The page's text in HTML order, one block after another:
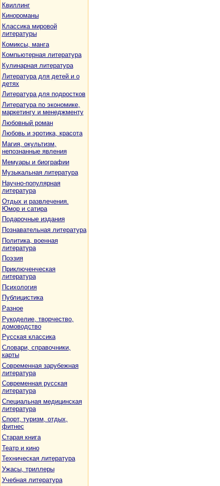
Квиллинг
Кинороманы
Классика мировой
литературы
Комиксы, манга
Компьютерная литература
Кулинарная литература
Литература для детей и о
детях
Литература для подростков
Литература по экономике,
маркетингу и менеджменту
Любовный роман
Любовь и эротика, красота
Магия, окультизм,
непознанные явления
Мемуары и биографии
Музыкальная литература
Научно-популярная
литература
Отдых и развлечения.
Юмор и сатира
Подарочные издания
Познавательная литература
Политика, военная
литература
Поэзия
Приключенческая
литература
Психология
Публицистика
Разное
Рукоделие, творчество,
домоводство
Русская классика
Словари, справочники,
карты
Современная зарубежная
литература
Современная русская
литература
Специальная медицинская
литература
Спорт, туризм, отдых,
фитнес
Старая книга
Театр и кино
Техническая литература
Ужасы, триллеры
Учебная литература